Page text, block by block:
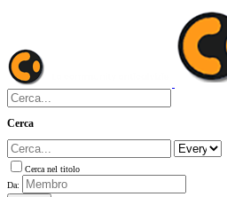
Cerca
Cerca nel titolo
Da: